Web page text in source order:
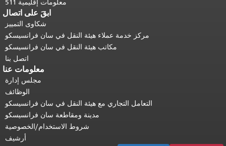
معلومات إقليمية 511
مركز خدمة عملاء هيئة النقل في سان فرانسيسكو
مكاتب هيئة النقل في سان فرانسيسكو
التعامل التجاري مع هيئة النقل في سان فرانسيسكو
مدينة ومقاطعة سان فرانسيسكو
شروط الاستخدام/الخصوصية